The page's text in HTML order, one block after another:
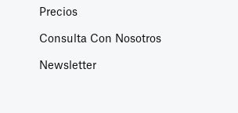
Precios
Consulta Con Nosotros
Newsletter